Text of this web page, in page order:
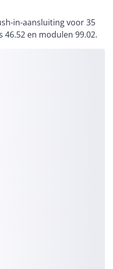
in-aansluiting voor 35
en modulen 99.02.